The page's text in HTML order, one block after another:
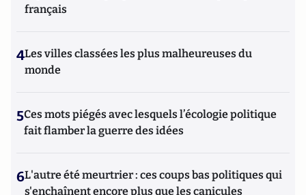
français
4Les villes classées les plus malheureuses du
monde
5Ces mots piégés avec lesquels l’écologie politique
fait flamber la guerre des idées
6L'autre été meurtrier : ces coups bas politiques qui
s'enchaînent encore plus que les canicules